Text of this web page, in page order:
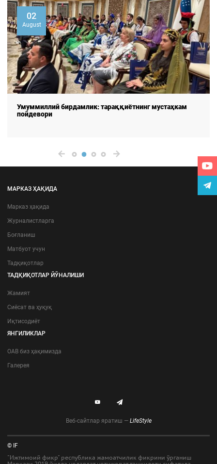
02
August
Умуммиллий бирдамлик: тараққиётнинг мустаҳкам
пойдевори
МАРКАЗ ҲАҚИДА
Марказ ҳақида
Журналистларга
Боғланиш
Матбуот учун
Тадқиқотлар
ТАДҚИҚОТЛАР ЙЎНАЛИШИ
Жамият
Сиёсат ва ҳуқуқ
Иқтисодиёт
ЯНГИЛИКЛАР
ОАВ биз ҳақимизда
Галерея
Веб-сайтлар яратиш — LifeStyle
© IF
"Ижтимоий фикр" республика жамоатчилик фикрини ўрганиш